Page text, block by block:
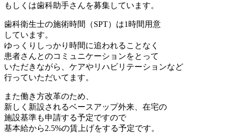
もしくは歯科助手さんを募集しています。
歯科衛生士の施術時間（SPT）は1時間用意
しています。
ゆっくりしっかり時間に追われることなく
患者さんとのコミュニケーションをとって
いただきながら、ケアやリハビリテーションなど
行っていただいてます。
また働き方改革のため、
新しく新設されるベースアップ外来、在宅の
施設基準も申請する予定ですので
基本給から2.5%の賃上げをする予定です。